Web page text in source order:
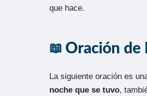
que hace.
Oración de
La siguiente oración es
noche que se tuvo,